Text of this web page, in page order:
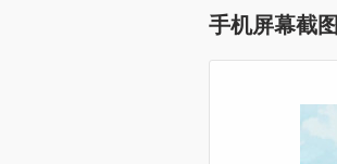
手机屏幕截图